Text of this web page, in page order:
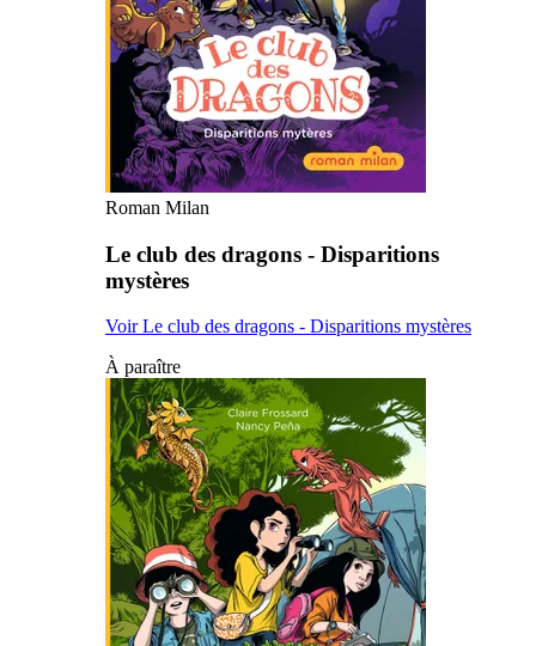
Roman Milan
Le club des dragons - Disparitions
mystères
Voir Le club des dragons - Disparitions mystères
À paraître